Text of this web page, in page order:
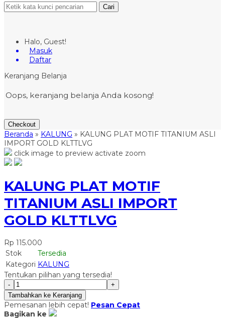
Cari
Halo, Guest!
Masuk
Daftar
Keranjang Belanja
Oops, keranjang belanja Anda kosong!
Checkout
Beranda » KALUNG » KALUNG PLAT MOTIF TITANIUM ASLI
IMPORT GOLD KLTTLVG
click image to preview activate zoom
KALUNG PLAT MOTIF
TITANIUM ASLI IMPORT
GOLD KLTTLVG
Rp 115.000
Stok
Tersedia
Kategori KALUNG
Tentukan pilihan yang tersedia!
-
+
Tambahkan ke Keranjang
Pemesanan lebih cepat! Pesan Cepat
Bagikan ke